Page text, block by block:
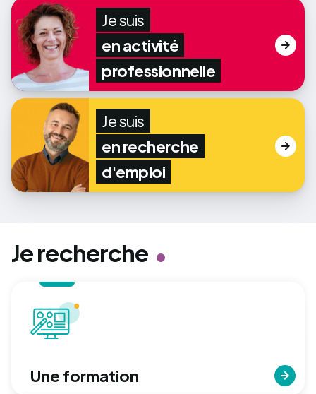
Je suis
en activité
professionnelle
Je suis
en recherche
d'emploi
Je recherche
Une formation